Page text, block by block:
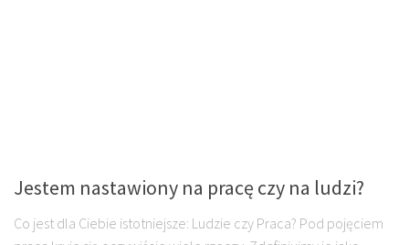
Jestem nastawiony na pracę czy na ludzi?
Co jest dla Ciebie istotniejsze: Ludzie czy Praca? Pod pojęciem